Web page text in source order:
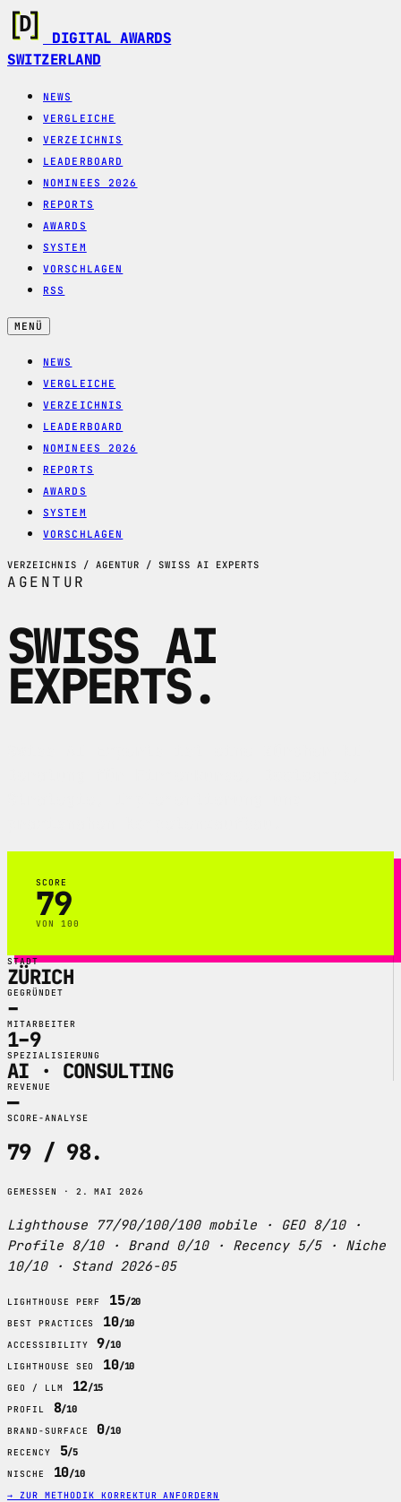
DIGITAL AWARDS
SWITZERLAND
NEWS
VERGLEICHE
VERZEICHNIS
LEADERBOARD
NOMINEES 2026
REPORTS
AWARDS
SYSTEM
VORSCHLAGEN
RSS
MENÜ
NEWS
VERGLEICHE
VERZEICHNIS
LEADERBOARD
NOMINEES 2026
REPORTS
AWARDS
SYSTEM
VORSCHLAGEN
VERZEICHNIS / AGENTUR / SWISS AI EXPERTS
AGENTUR
SWISS AI
EXPERTS.
SCORE
79
VON 100
STADT
ZÜRICH
GEGRÜNDET
–
MITARBEITER
1–9
SPEZIALISIERUNG
AI · CONSULTING
REVENUE
—
SCORE-ANALYSE
79 / 98.
GEMESSEN · 2. MAI 2026
Lighthouse 77/90/100/100 mobile · GEO 8/10 ·
Profile 8/10 · Brand 0/10 · Recency 5/5 · Niche
10/10 · Stand 2026-05
LIGHTHOUSE PERF 15/20
BEST PRACTICES 10/10
ACCESSIBILITY 9/10
LIGHTHOUSE SEO 10/10
GEO / LLM 12/15
PROFIL 8/10
BRAND-SURFACE 0/10
RECENCY 5/5
NISCHE 10/10
→ ZUR METHODIK KORREKTUR ANFORDERN